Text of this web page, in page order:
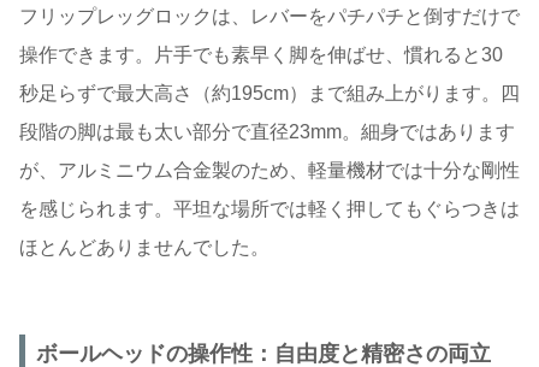
フリップレッグロックは、レバーをパチパチと倒すだけで
操作できます。片手でも素早く脚を伸ばせ、慣れると30
秒足らずで最大高さ（約195cm）まで組み上がります。四
段階の脚は最も太い部分で直径23mm。細身ではあります
が、アルミニウム合金製のため、軽量機材では十分な剛性
を感じられます。平坦な場所では軽く押してもぐらつきは
ほとんどありませんでした。
ボールヘッドの操作性：自由度と精密さの両立